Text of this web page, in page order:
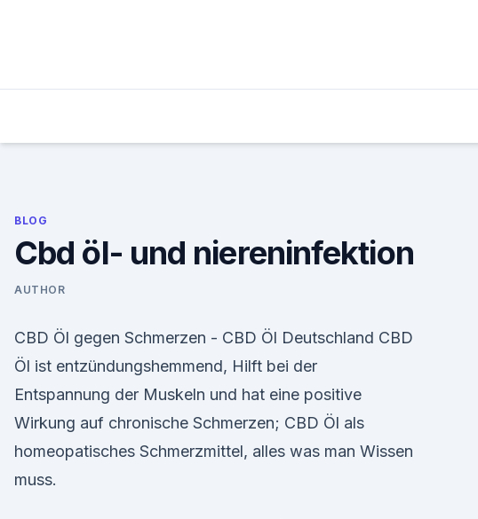
BLOG
Cbd öl- und niereninfektion
AUTHOR
CBD Öl gegen Schmerzen - CBD Öl Deutschland CBD
Öl ist entzündungshemmend, Hilft bei der
Entspannung der Muskeln und hat eine positive
Wirkung auf chronische Schmerzen; CBD Öl als
homeopatisches Schmerzmittel, alles was man Wissen
muss.